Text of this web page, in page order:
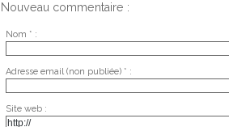
Nouveau commentaire :
Nom * :
Adresse email (non publiée) * :
Site web :